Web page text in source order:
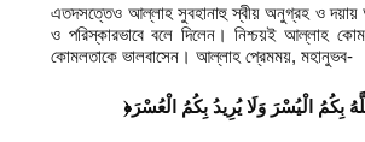
এতদসত্তেও আল্লাহ সুবহানাহু স্বীয় অনুগ্রহ ও দয়ায়
ও পরিস্কারভাবে বলে দিলেন। নিশ্চয়ই আল্লাহ
কোমলতাকে ভালবাসেন। আল্লাহ প্রেমময়, মহানুভব-